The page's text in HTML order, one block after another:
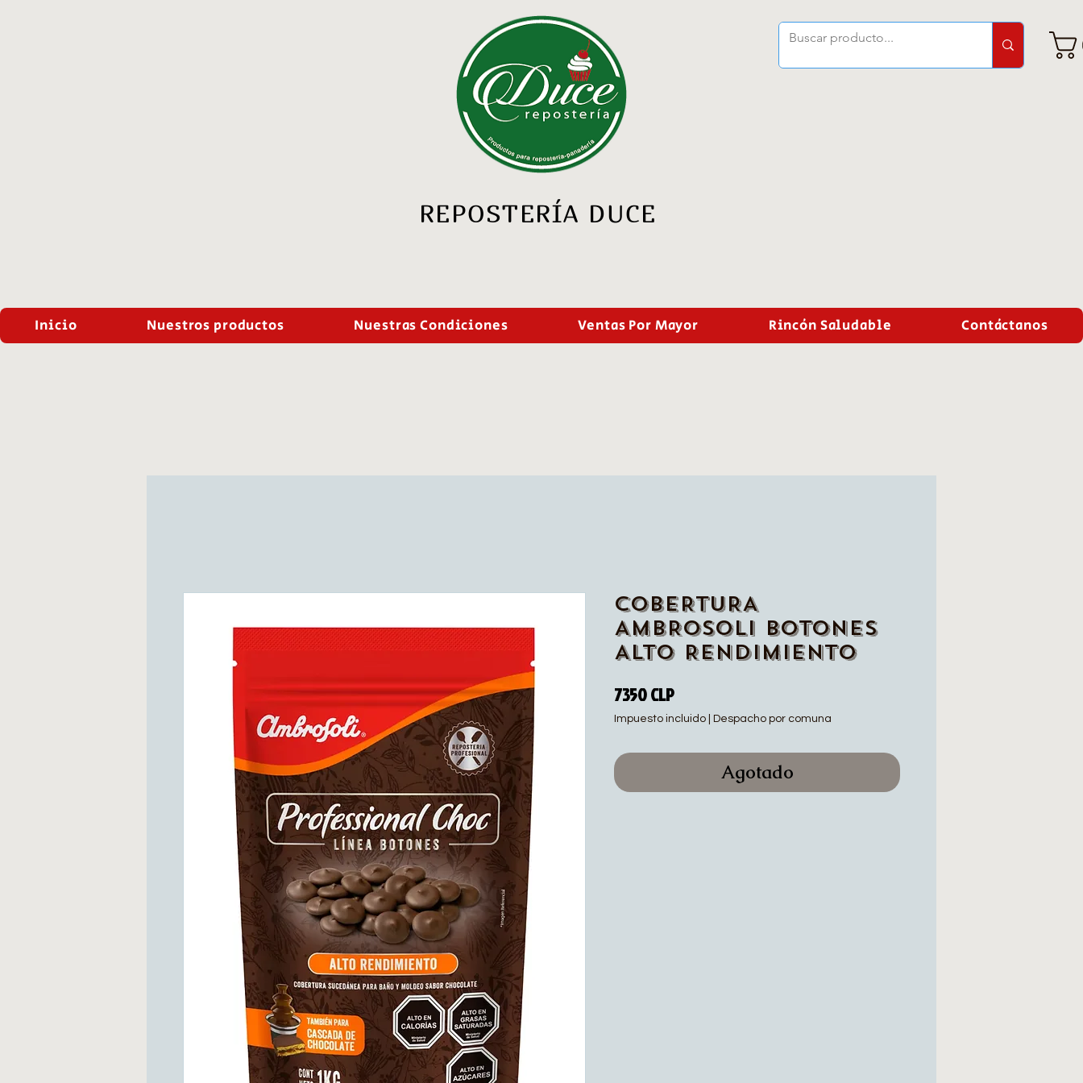
REPOSTERÍA DUCE
Inicio Nuestros productos Nuestras Condiciones Ventas Por Mayor Rincón Saludable Contáctanos
COBERTURA
AMBROSOLI BOTONES
ALTO RENDIMIENTO
7350 CLPPrecio
Impuesto incluido Despacho por comuna
Agotado